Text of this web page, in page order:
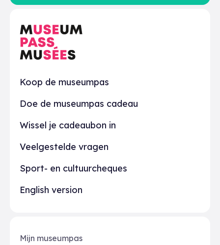
Praktisch
Koop de museumpas
Doe de museumpas cadeau
Wissel je cadeaubon in
Veelgestelde vragen
Sport- en cultuurcheques
English version
Mijn museumpas